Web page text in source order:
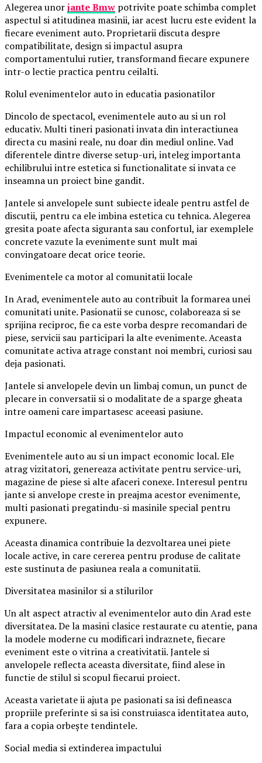
Alegerea unorjante Bmw potrivite poate schimba complet
aspectul si atitudinea masinii, iar acest lucru este evident la
fiecare eveniment auto. Proprietarii discuta despre
compatibilitate, design si impactul asupra
comportamentului rutier, transformand fiecare expunere
intr-o lectie practica pentru ceilalti.
Rolul evenimentelor auto in educatia pasionatilor
Dincolo de spectacol, evenimentele auto au si un rol
educativ. Multi tineri pasionati invata din interactiunea
directa cu masini reale, nu doar din mediul online. Vad
diferentele dintre diverse setup-uri, inteleg importanta
echilibrului intre estetica si functionalitate si invata ce
inseamna un proiect bine gandit.
Jantele si anvelopele sunt subiecte ideale pentru astfel de
discutii, pentru ca ele imbina estetica cu tehnica. Alegerea
gresita poate afecta siguranta sau confortul, iar exemplele
concrete vazute la evenimente sunt mult mai
convingatoare decat orice teorie.
Evenimentele ca motor al comunitatii locale
In Arad, evenimentele auto au contribuit la formarea unei
comunitati unite. Pasionatii se cunosc, colaboreaza si se
sprijina reciproc, fie ca este vorba despre recomandari de
piese, servicii sau participari la alte evenimente. Aceasta
comunitate activa atrage constant noi membri, curiosi sau
deja pasionati.
Jantele si anvelopele devin un limbaj comun, un punct de
plecare in conversatii si o modalitate de a sparge gheata
intre oameni care impartasesc aceeasi pasiune.
Impactul economic al evenimentelor auto
Evenimentele auto au si un impact economic local. Ele
atrag vizitatori, genereaza activitate pentru service-uri,
magazine de piese si alte afaceri conexe. Interesul pentru
jante si anvelope creste in preajma acestor evenimente,
multi pasionati pregatindu-si masinile special pentru
expunere.
Aceasta dinamica contribuie la dezvoltarea unei piete
locale active, in care cererea pentru produse de calitate
este sustinuta de pasiunea reala a comunitatii.
Diversitatea masinilor si a stilurilor
Un alt aspect atractiv al evenimentelor auto din Arad este
diversitatea. De la masini clasice restaurate cu atentie, pana
la modele moderne cu modificari indraznete, fiecare
eveniment este o vitrina a creativitatii. Jantele si
anvelopele reflecta aceasta diversitate, fiind alese in
functie de stilul si scopul fiecarui proiect.
Aceasta varietate ii ajuta pe pasionati sa isi defineasca
propriile preferinte si sa isi construiasca identitatea auto,
fara a copia orbește tendintele.
Social media si extinderea impactului